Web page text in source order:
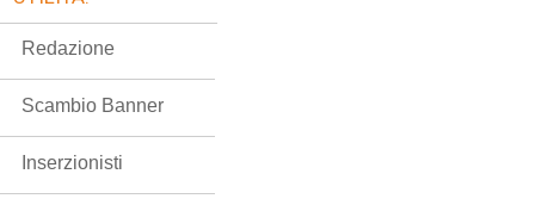
Redazione
Scambio Banner
Inserzionisti